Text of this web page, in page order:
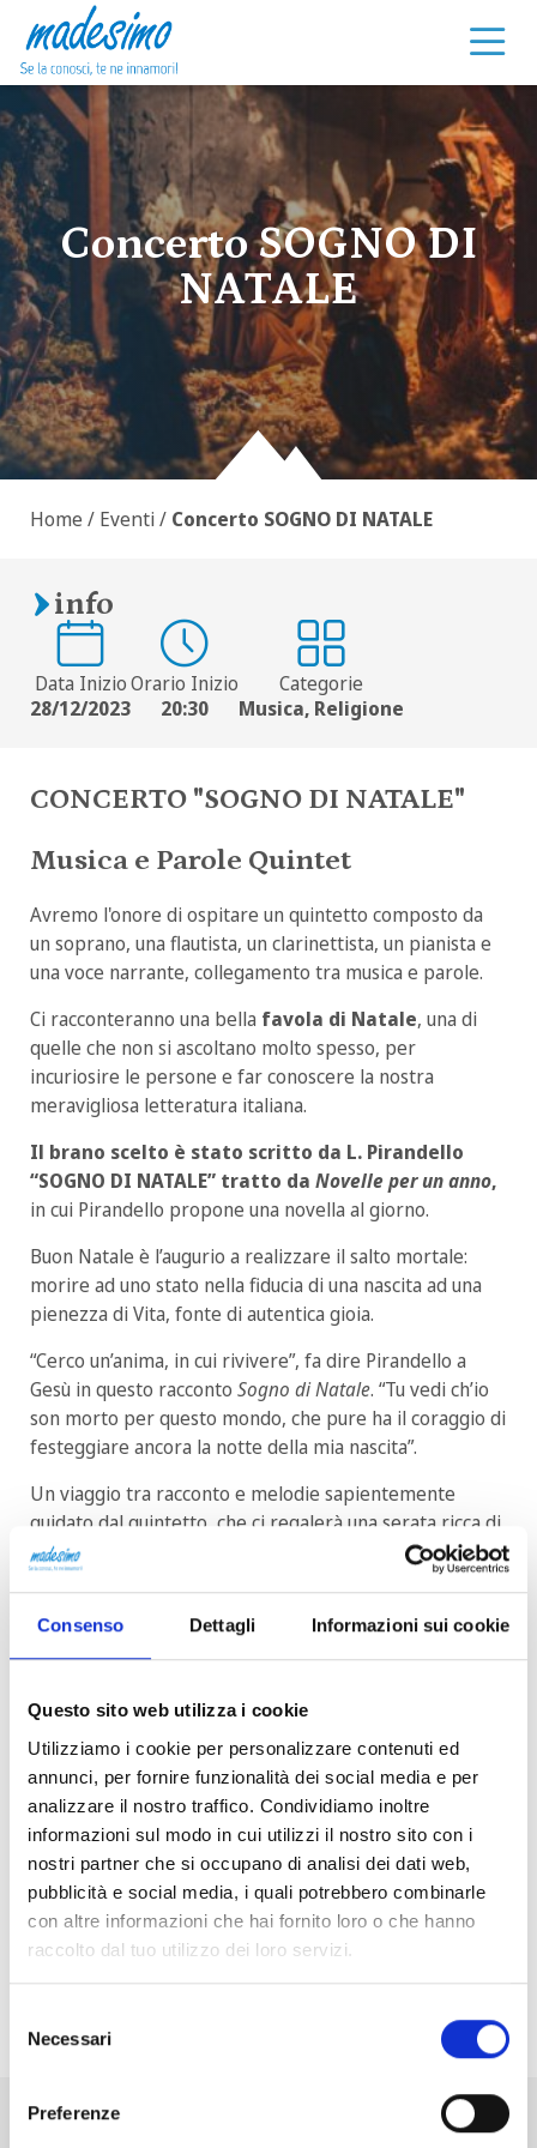
Consenso Dettagli Informazioni sui cookie
Questo sito web utilizza i cookie
Utilizziamo i cookie per personalizzare contenuti ed
annunci, per fornire funzionalità dei social media e per
analizzare il nostro traffico. Condividiamo inoltre
informazioni sul modo in cui utilizzi il nostro sito con i
nostri partner che si occupano di analisi dei dati web,
pubblicità e social media, i quali potrebbero combinarle
con altre informazioni che hai fornito loro o che hanno
raccolto dal tuo utilizzo dei loro servizi.
delNecessari
Preferenze
Vai al contenuto
Concerto SOGNO DI
NATALE
Home / Eventi/ Concerto SOGNO DI NATALE
info
Data Inizio
28/12/2023
Orario Inizio
20:30
Categorie
Musica, Religione
CONCERTO "SOGNO DI NATALE"
Musica e Parole Quintet
Avremo l'onore di ospitare un quintetto composto da
un soprano, una flautista, un clarinettista, un pianista e
una voce narrante, collegamento tra musica e parole.
Ci racconteranno una bella favola di Natale, una di
quelle che non si ascoltano molto spesso, per
incuriosire le persone e far conoscere la nostra
meravigliosa letteratura italiana.
Il brano scelto è stato scritto da L. Pirandello
“SOGNO DI NATALE” tratto da Novelle per un anno,
in cui Pirandello propone una novella al giorno.
Buon Natale è l’augurio a realizzare il salto mortale:
morire ad uno stato nella fiducia di una nascita ad una
pienezza di Vita, fonte di autentica gioia.
“Cerco un’anima, in cui rivivere”, fa dire Pirandello a
Gesù in questo racconto Sogno di Natale. “Tu vedi ch’io
son morto per questo mondo, che pure ha il coraggio di
festeggiare ancora la notte della mia nascita”.
Un viaggio tra racconto e melodie sapientemente
guidato dal quintetto, che ci regalerà una serata ricca di
emozioni.
Altri eventi in programma a